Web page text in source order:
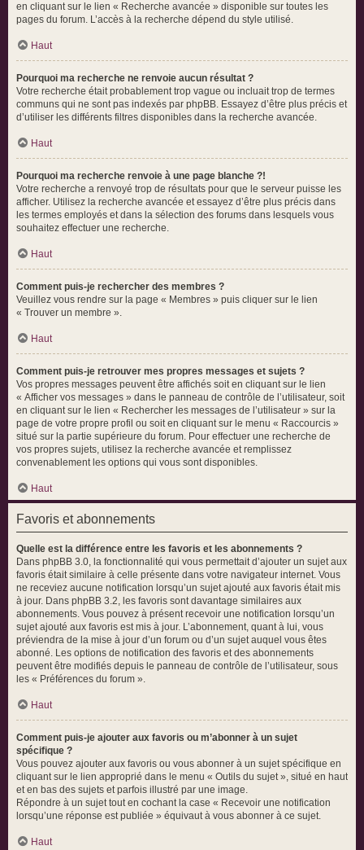
en cliquant sur le lien « Recherche avancée » disponible sur toutes les
pages du forum. L’accès à la recherche dépend du style utilisé.
Haut
Pourquoi ma recherche ne renvoie aucun résultat ?
Votre recherche était probablement trop vague ou incluait trop de termes
communs qui ne sont pas indexés par phpBB. Essayez d’être plus précis et
d’utiliser les différents filtres disponibles dans la recherche avancée.
Haut
Pourquoi ma recherche renvoie à une page blanche ?!
Votre recherche a renvoyé trop de résultats pour que le serveur puisse les
afficher. Utilisez la recherche avancée et essayez d’être plus précis dans
les termes employés et dans la sélection des forums dans lesquels vous
souhaitez effectuer une recherche.
Haut
Comment puis-je rechercher des membres ?
Veuillez vous rendre sur la page « Membres » puis cliquer sur le lien
« Trouver un membre ».
Haut
Comment puis-je retrouver mes propres messages et sujets ?
Vos propres messages peuvent être affichés soit en cliquant sur le lien
« Afficher vos messages » dans le panneau de contrôle de l’utilisateur, soit
en cliquant sur le lien « Rechercher les messages de l’utilisateur » sur la
page de votre propre profil ou soit en cliquant sur le menu « Raccourcis »
situé sur la partie supérieure du forum. Pour effectuer une recherche de
vos propres sujets, utilisez la recherche avancée et remplissez
convenablement les options qui vous sont disponibles.
Haut
Favoris et abonnements
Quelle est la différence entre les favoris et les abonnements ?
Dans phpBB 3.0, la fonctionnalité qui vous permettait d’ajouter un sujet aux
favoris était similaire à celle présente dans votre navigateur internet. Vous
ne receviez aucune notification lorsqu’un sujet ajouté aux favoris était mis
à jour. Dans phpBB 3.2, les favoris sont davantage similaires aux
abonnements. Vous pouvez à présent recevoir une notification lorsqu’un
sujet ajouté aux favoris est mis à jour. L’abonnement, quant à lui, vous
préviendra de la mise à jour d’un forum ou d’un sujet auquel vous êtes
abonné. Les options de notification des favoris et des abonnements
peuvent être modifiés depuis le panneau de contrôle de l’utilisateur, sous
les « Préférences du forum ».
Haut
Comment puis-je ajouter aux favoris ou m’abonner à un sujet
spécifique ?
Vous pouvez ajouter aux favoris ou vous abonner à un sujet spécifique en
cliquant sur le lien approprié dans le menu « Outils du sujet », situé en haut
et en bas des sujets et parfois illustré par une image.
Répondre à un sujet tout en cochant la case « Recevoir une notification
lorsqu’une réponse est publiée » équivaut à vous abonner à ce sujet.
Haut